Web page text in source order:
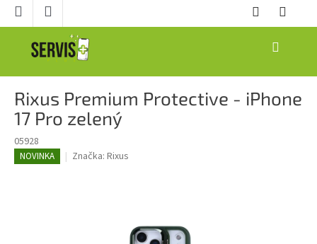
Prejsť
NÁKUPNÝ
Rixus Premium Protective - iPhone
17 Pro zelený
05928
NOVINKA Značka: Rixus